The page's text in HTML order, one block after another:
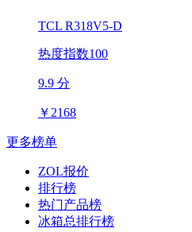
TCL R318V5-D
热度指数100
9.9 分
￥ 2168
更多榜单
ZOL报价
排行榜
热门产品榜
冰箱总排行榜